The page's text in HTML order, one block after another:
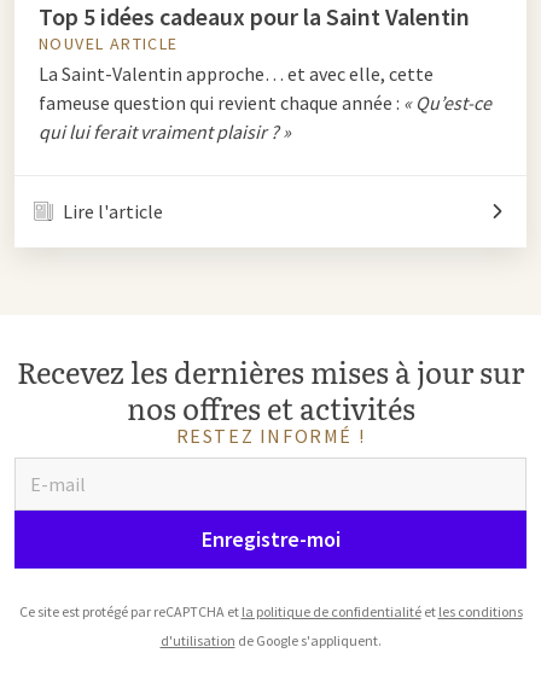
Top 5 idées cadeaux pour la Saint Valentin
NOUVEL ARTICLE
La Saint-Valentin approche… et avec elle, cette
fameuse question qui revient chaque année : « Qu’est-ce
qui lui ferait vraiment plaisir ? »
Lire l'article
Recevez les dernières mises à jour sur
nos offres et activités
RESTEZ INFORMÉ !
Enregistre-moi
Ce site est protégé par reCAPTCHA et la politique de confidentialitéet les conditions
d'utilisation de Google s'appliquent.